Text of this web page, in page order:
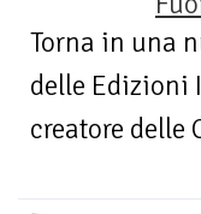
Torna in una
delle Edizioni
creatore delle